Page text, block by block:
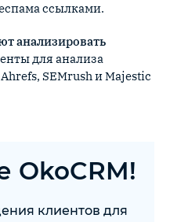
ссылками.
анализировать
для анализа
SEMrush и Majestic
OkoCRM!
клиентов для